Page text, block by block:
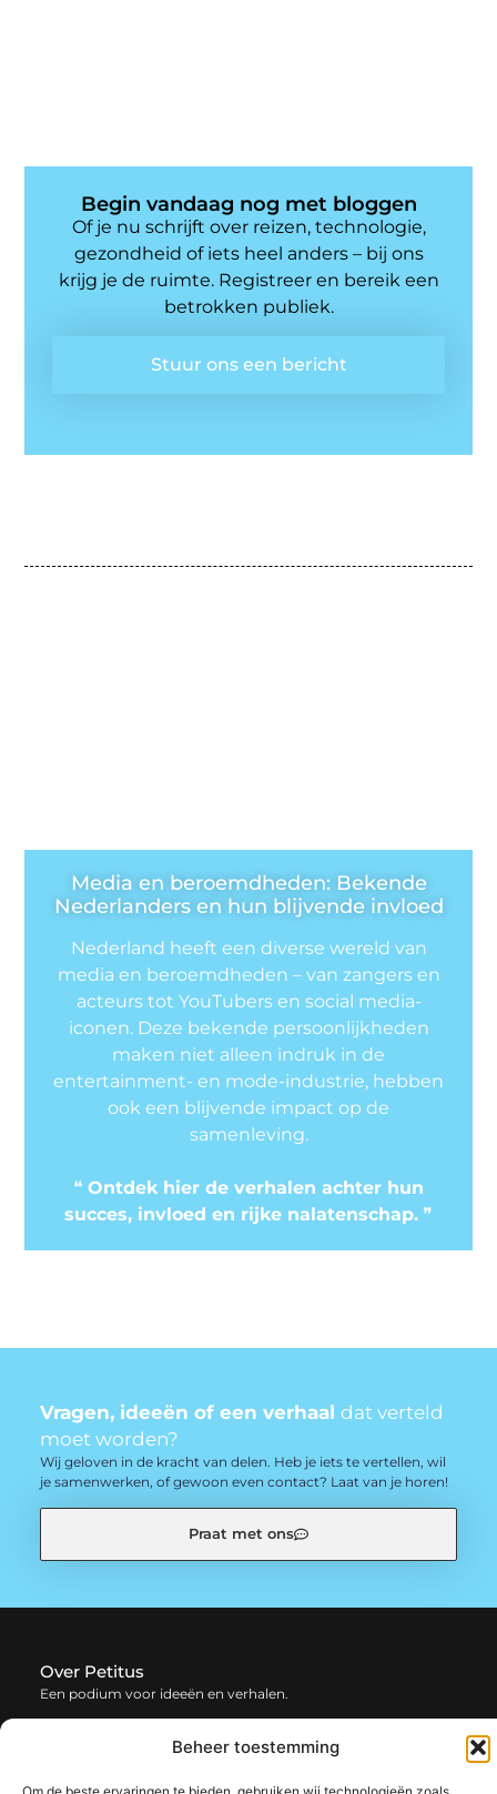
Beheer toestemming
Begin vandaag nog met bloggen
Of je nu schrijft over reizen, technologie,
gezondheid of iets heel anders – bij ons
krijg je de ruimte. Registreer en bereik een
betrokken publiek.
Stuur ons een bericht
Media en beroemdheden: Bekende
Nederlanders en hun blijvende invloed
Nederland heeft een diverse wereld van
media en beroemdheden – van zangers en
acteurs tot YouTubers en social media-
iconen. Deze bekende persoonlijkheden
maken niet alleen indruk in de
entertainment- en mode-industrie, hebben
ook een blijvende impact op de
samenleving.
❝ Ontdek hier de verhalen achter hun
succes, invloed en rijke nalatenschap. ❞
Vragen, ideeën of een verhaal dat verteld
moet worden?
Wij geloven in de kracht van delen. Heb je iets te vertellen, wil
je samenwerken, of gewoon even contact? Laat van je horen!
Praat met ons
Over Petitus
Een podium voor ideeën en verhalen.
creativiteit en inzichten uit het dagelijks leven. Laat je